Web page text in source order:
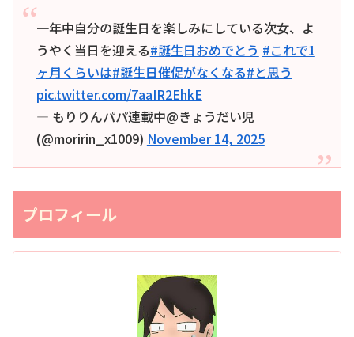
一年中自分の誕生日を楽しみにしている次女、よ
うやく当日を迎える#誕生日おめでとう #これで1
ヶ月くらいは#誕生日催促がなくなる#と思う
pic.twitter.com/7aaIR2EhkE
— もりりんパパ連載中@きょうだい児
(@moririn_x1009) November 14, 2025
プロフィール